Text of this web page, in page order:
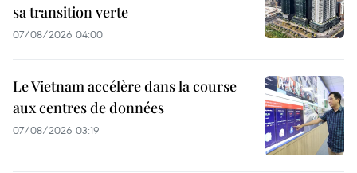
sa transition verte
07/08/2026 04:00
Le Vietnam accélère dans la course
aux centres de données
07/08/2026 03:19